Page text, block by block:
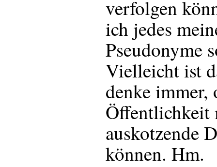
verfolgen
ich jedes
Pseudonyme
Vielleicht ist
denke immer,
Öffentlichkeit
auskotzende
können. Hm.